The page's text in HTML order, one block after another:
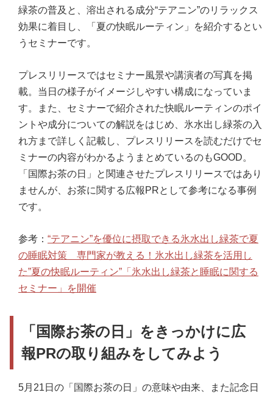
緑茶の普及と、溶出される成分“テアニン”のリラックス
効果に着目し、「夏の快眠ルーティン」を紹介するとい
うセミナーです。
プレスリリースではセミナー風景や講演者の写真を掲
載。当日の様子がイメージしやすい構成になっていま
す。また、セミナーで紹介された快眠ルーティンのポイ
ントや成分についての解説をはじめ、氷水出し緑茶の入
れ方まで詳しく記載し、プレスリリースを読むだけでセ
ミナーの内容がわかるようまとめているのもGOOD。
「国際お茶の日」と関連させたプレスリリースではあり
ませんが、お茶に関する広報PRとして参考になる事例
です。
参考： “テアニン”を優位に摂取できる氷水出し緑茶で夏
の睡眠対策 専門家が教える！氷水出し緑茶を活用し
た”夏の快眠ルーティン”「氷水出し緑茶と睡眠に関する
セミナー」を開催
「国際お茶の日」をきっかけに広
報PRの取り組みをしてみよう
5月21日の「国際お茶の日」の意味や由来、また記念日